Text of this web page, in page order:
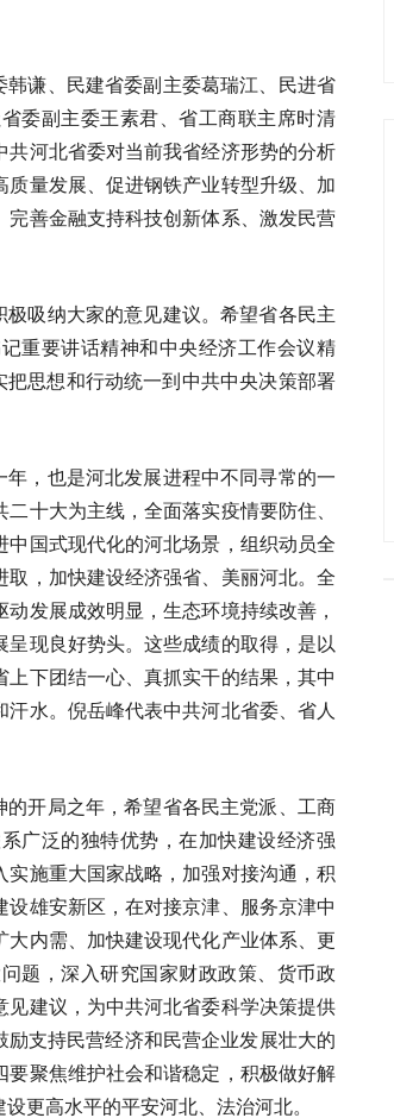
谦、民建省委副主委葛瑞江、民进省
委副主委王素君、省工商联主席时清
河北省委对当前我省经济形势的分析
量发展、促进钢铁产业转型升级、加
善金融支持科技创新体系、激发民营
吸纳大家的意见建议。希望省各民主
重要讲话精神和中央经济工作会议精
把思想和行动统一到中共中央决策部署
，也是河北发展进程中不同寻常的一
十大为主线，全面落实疫情要防住、
国式现代化的河北场景，组织动员全
，加快建设经济强省、美丽河北。全
发展成效明显，生态环境持续改善，
现良好势头。这些成绩的取得，是以
下团结一心、真抓实干的结果，其中
水。倪岳峰代表中共河北省委、省人
开局之年，希望省各民主党派、工商
广泛的独特优势，在加快建设经济强
施重大国家战略，加强对接沟通，积
雄安新区，在对接京津、服务京津中
内需、加快建设现代化产业体系、更
题，深入研究国家财政政策、货币政
建议，为中共河北省委科学决策提供
支持民营经济和民营企业发展壮大的
聚焦维护社会和谐稳定，积极做好解
更高水平的平安河北、法治河北。